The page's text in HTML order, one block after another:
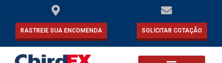
RASTREIE SUA ENCOMENDA SOLICITAR COTAÇÃO